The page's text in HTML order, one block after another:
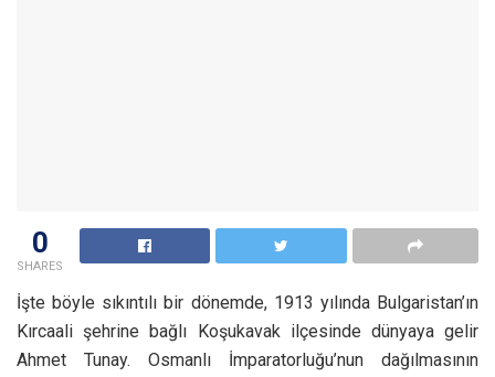
0
SHARES
İşte böyle sıkıntılı bir dönemde, 1913 yılında Bulgaristan’ın
Kırcaali şehrine bağlı Koşukavak ilçesinde dünyaya gelir
Ahmet Tunay. Osmanlı İmparatorluğu’nun dağılmasının